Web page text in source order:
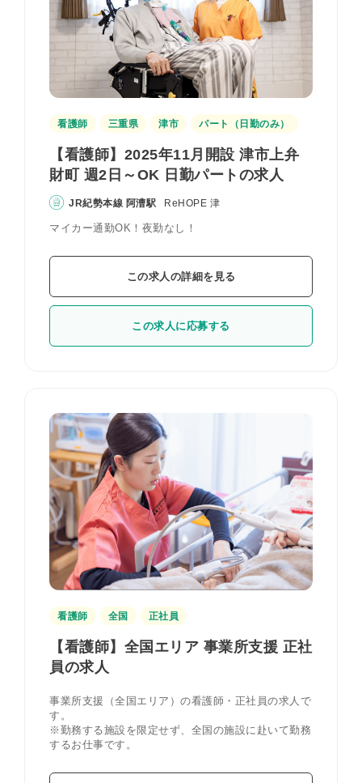
看護師 三重県 津市 パート（日勤のみ）
【看護師】2025年11月開設 津市上弁
財町 週2日～OK 日勤パートの求人
JR紀勢本線 阿漕駅 ReHOPE 津
マイカー通勤OK！夜勤なし！
この求人の詳細を見る
この求人に応募する
看護師 全国 正社員
【看護師】全国エリア 事業所支援 正社
員の求人
事業所支援（全国エリア）の看護師・正社員の求人で
す。
※勤務する施設を限定せず、全国の施設に赴いて勤務
するお仕事です。